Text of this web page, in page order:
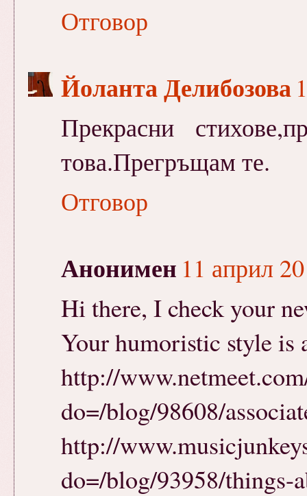
Отговор
Йоланта Делибозова
Прекрасни
това.Прегръщам те.
Отговор
Анонимен 11 април
Hi there, I check your
Your humoristic style is
http://
do=/blog/98608/
http://
do=/blog/93958/things-